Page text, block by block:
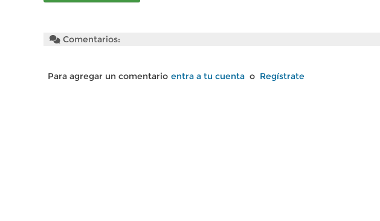
Comentarios:
Para agregar un comentario entra a tu cuenta o Regístrate